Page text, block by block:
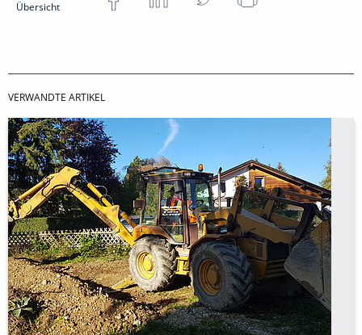
Übersicht
VERWANDTE ARTIKEL